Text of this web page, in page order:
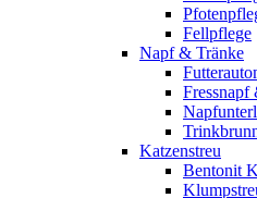
Fellpflege
Napf & Tränke
Fressnapf
Katzenstreu
Bentonit